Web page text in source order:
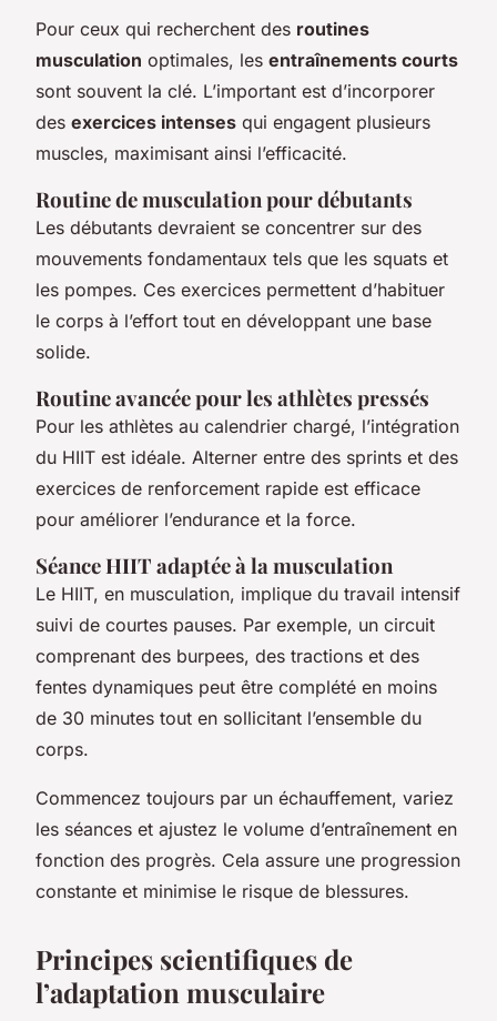
Pour ceux qui recherchent des routines
musculation optimales, les entraînements courts
sont souvent la clé. L’important est d’incorporer
des exercices intenses qui engagent plusieurs
muscles, maximisant ainsi l’efficacité.
Routine de musculation pour débutants
Les débutants devraient se concentrer sur des
mouvements fondamentaux tels que les squats et
les pompes. Ces exercices permettent d’habituer
le corps à l’effort tout en développant une base
solide.
Routine avancée pour les athlètes pressés
Pour les athlètes au calendrier chargé, l’intégration
du HIIT est idéale. Alterner entre des sprints et des
exercices de renforcement rapide est efficace
pour améliorer l’endurance et la force.
Séance HIIT adaptée à la musculation
Le HIIT, en musculation, implique du travail intensif
suivi de courtes pauses. Par exemple, un circuit
comprenant des burpees, des tractions et des
fentes dynamiques peut être complété en moins
de 30 minutes tout en sollicitant l’ensemble du
corps.
Commencez toujours par un échauffement, variez
les séances et ajustez le volume d’entraînement en
fonction des progrès. Cela assure une progression
constante et minimise le risque de blessures.
Principes scientifiques de
l’adaptation musculaire